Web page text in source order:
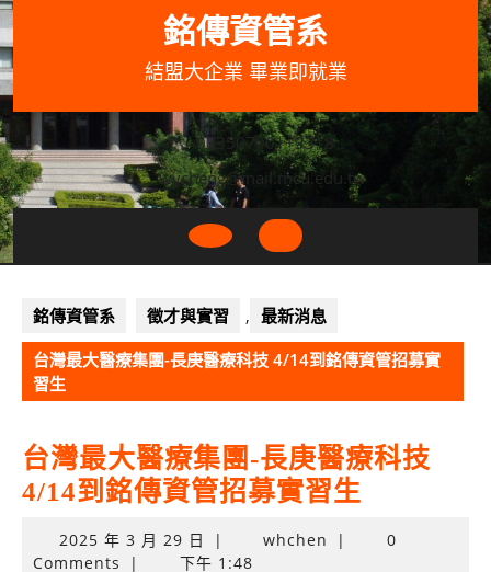
Skip
to
content
銘傳資管系
結盟大企業 畢業即就業
033507001+3318
wycheng@mail.mcu.edu.tw
Open
銘傳資管系
徵才與實習 , 最新消息
台灣最大醫療集團-長庚醫療科技 4/14到銘傳資管招募實
習生
台灣最大醫療集團-長庚醫療科技
4/14到銘傳資管招募實習生
2025 年 3 月 29 日 2025
年
| whchen |
0
Comments
| 下午 1:48